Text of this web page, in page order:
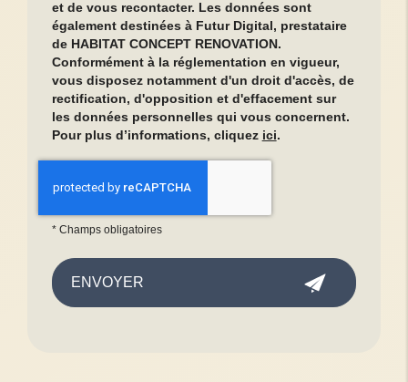
et de vous recontacter. Les données sont
également destinées à Futur Digital, prestataire
de HABITAT CONCEPT RENOVATION.
Conformément à la réglementation en vigueur,
vous disposez notamment d'un droit d'accès, de
rectification, d'opposition et d'effacement sur
les données personnelles qui vous concernent.
Pour plus d’informations, cliquez ici.
* Champs obligatoires